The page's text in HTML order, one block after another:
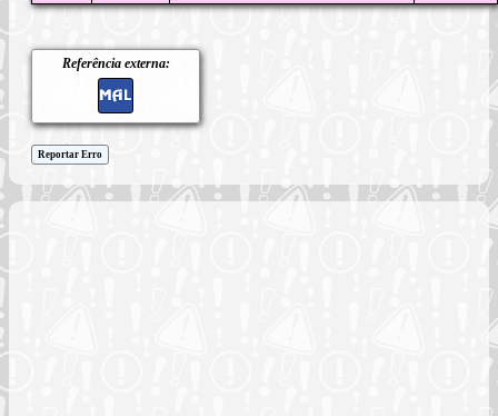
Referência externa:
Reportar Erro